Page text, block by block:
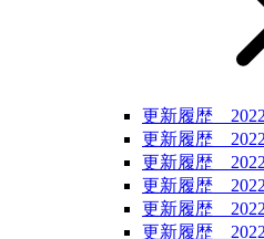
更新履歴
更新履歴
更新履歴
更新履歴
更新履歴
更新履歴